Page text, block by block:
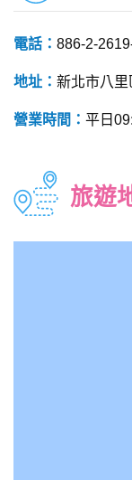
電話： 886-2-
地址： 新北市八
營業時間： 平日
旅遊